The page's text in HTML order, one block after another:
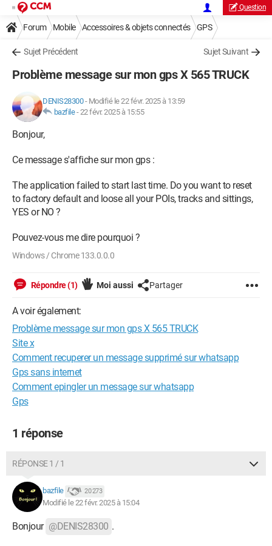
Question
Forum Mobile Accessoires & objets connectés GPS
Sujet Précédent Sujet Suivant
Problème message sur mon gps X 565 TRUCK
DENIS28300- Modifié le 22 févr. 2025 à 13:59
bazfile-22 févr. 2025 à 15:55
Bonjour,
Ce message s'affiche sur mon gps :
The application failed to start last time. Do you want to reset
to factory default and loose all your POIs, tracks and sittings,
YES or NO ?
Pouvez-vous me dire pourquoi ?
Windows / Chrome 133.0.0.0
Répondre (1) Moi aussi Partager
A voir également:
Problème message sur mon gps X 565 TRUCK
Site x
Comment recuperer un message supprimé sur whatsapp
Gps sans internet
Comment epingler un message sur whatsapp
Gps
1 réponse
RÉPONSE 1 / 1
bazfile 20 273
Modifié le 22 févr. 2025 à 15:04
Bonjour @DENIS28300 .